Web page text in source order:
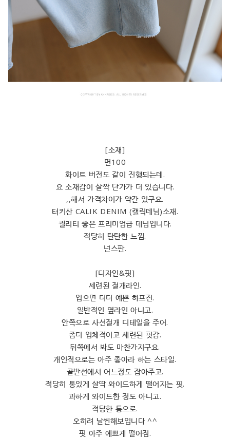
[소재]
면100
화이트 버전도 같이 진행되는데.
요 소재감이 살짝 단가가 더 있습니다.
,,해서 가격차이가 약간 있구요.
터키산 CALIK DENIM (캘릭데님)소재.
퀄리티 좋은 프리미엄급 데님입니다.
적당히 탄탄한 느낌.
넌스판.
[디자인&핏]
세련된 절개라인.
입으면 더더 예쁜 하프진.
일반적인 옆라인 아니고.
안쪽으로 사선절개 디테일을 주어.
좀더 입체적이고 세련된 핏감.
뒤쪽에서 봐도 마찬가지구요.
개인적으로는 아주 좋아라 하는 스타일.
골반선에서 어느정도 잡아주고.
적당히 통있게 살딱 와이드하게 떨어지는 핏.
과하게 와이드한 정도 아니고.
적당한 통으로.
오히려 날씬해보입니다 ^^
핏 아주 예쁘게 떨어짐.